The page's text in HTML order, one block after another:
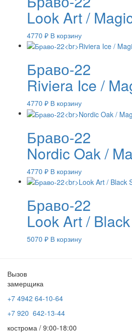
Look Art /
4770 ₽ В корзину
Браво-22
Riviera Ice /
4770 ₽ В корзину
Браво-22
Nordic Oak /
4770 ₽ В корзину
Браво-22
Look Art /
5070 ₽ В корзину
Вызов
замерщика
+7 4942 64-10-64
+7 920 642-13-44
кострома / 9:00-18:00